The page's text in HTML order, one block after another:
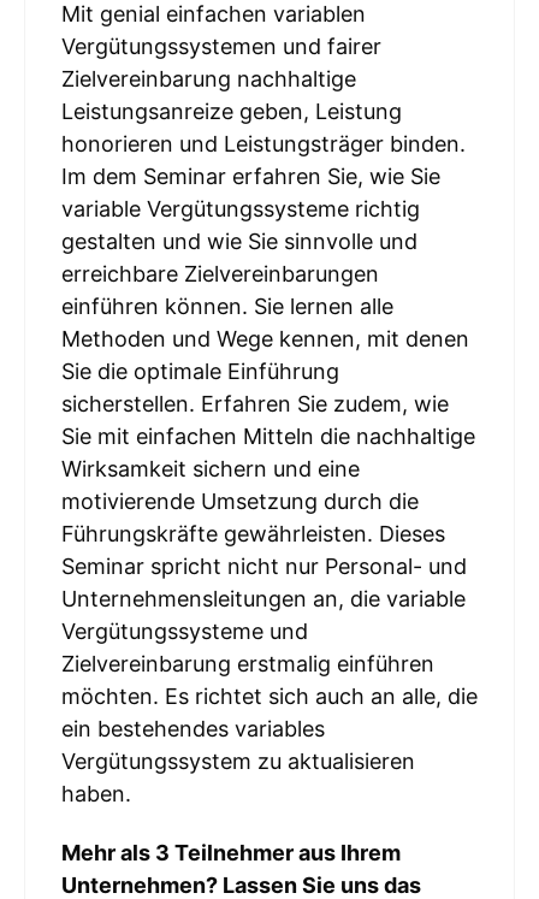
Mit genial einfachen variablen
Vergütungssystemen und fairer
Zielvereinbarung nachhaltige
Leistungsanreize geben, Leistung
honorieren und Leistungsträger binden.
Im dem Seminar erfahren Sie, wie Sie
variable Vergütungssysteme richtig
gestalten und wie Sie sinnvolle und
erreichbare Zielvereinbarungen
einführen können. Sie lernen alle
Methoden und Wege kennen, mit denen
Sie die optimale Einführung
sicherstellen. Erfahren Sie zudem, wie
Sie mit einfachen Mitteln die nachhaltige
Wirksamkeit sichern und eine
motivierende Umsetzung durch die
Führungskräfte gewährleisten. Dieses
Seminar spricht nicht nur Personal- und
Unternehmensleitungen an, die variable
Vergütungssysteme und
Zielvereinbarung erstmalig einführen
möchten. Es richtet sich auch an alle, die
ein bestehendes variables
Vergütungssystem zu aktualisieren
haben.
Mehr als 3 Teilnehmer aus Ihrem
Unternehmen? Lassen Sie uns das